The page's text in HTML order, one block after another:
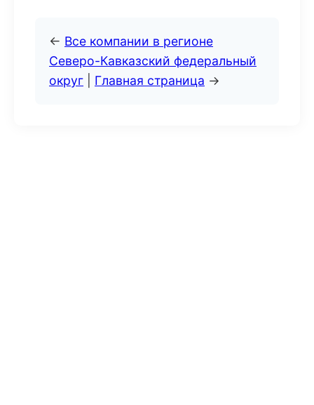
← Все компании в регионе
Северо-Кавказский федеральный
округ
Главная страница →